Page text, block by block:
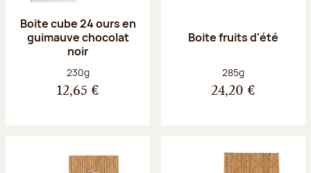
Boite cube 24 ours en
guimauve chocolat
noir
Poids net :
230g
12,65 €
Boite fruits d'été
Poids net :
285g
24,20 €